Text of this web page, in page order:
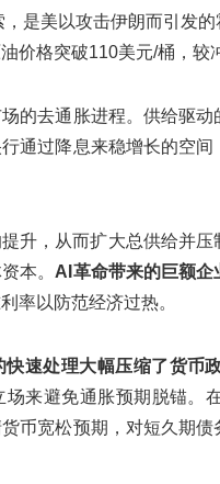
是美以攻击伊朗而引发
价格突破110美元/桶，较
的去通胀进程。供给驱
通过降息来稳增长的空间
升，从而扩大总供给并
本。 AI革命带来的巨额
率以防范经济过热。
快速处理大幅压缩了货币
场来避免通胀预期脱锚
币宽松预期，对短久期